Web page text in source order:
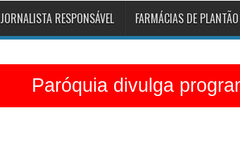
JORNALISTA RESPONSÁVEL FARMÁCIAS DE
Paróquia divulga